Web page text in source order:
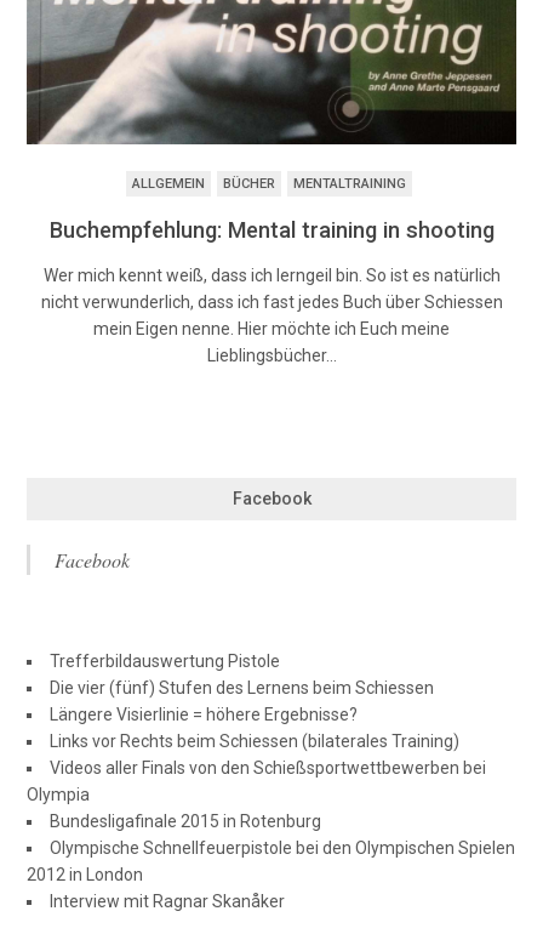
ALLGEMEIN BÜCHER MENTALTRAINING
Buchempfehlung: Mental training in shooting
Wer mich kennt weiß, dass ich lerngeil bin. So ist es natürlich
nicht verwunderlich, dass ich fast jedes Buch über Schiessen
mein Eigen nenne. Hier möchte ich Euch meine
Lieblingsbücher…
Facebook
Facebook
Trefferbildauswertung Pistole
Die vier (fünf) Stufen des Lernens beim Schiessen
Längere Visierlinie = höhere Ergebnisse?
Links vor Rechts beim Schiessen (bilaterales Training)
Videos aller Finals von den Schießsportwettbewerben bei
Olympia
Bundesligafinale 2015 in Rotenburg
Olympische Schnellfeuerpistole bei den Olympischen Spielen
2012 in London
Interview mit Ragnar Skanåker